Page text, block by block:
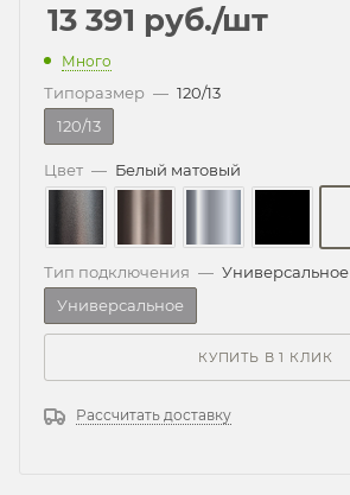
13 391 руб./шт
Много
Типоразмер — 120/13
120/13
Цвет — Белый матовый
Тип подключения — Универсальное
Универсальное
КУПИТЬ В 1 КЛИК
Рассчитать доставку